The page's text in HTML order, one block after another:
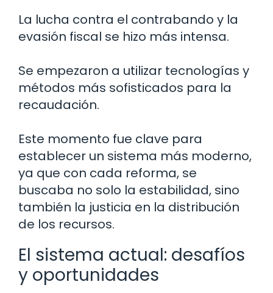
La lucha contra el contrabando y la
evasión fiscal se hizo más intensa.
Se empezaron a utilizar tecnologías y
métodos más sofisticados para la
recaudación.
Este momento fue clave para
establecer un sistema más moderno,
ya que con cada reforma, se
buscaba no solo la estabilidad, sino
también la justicia en la distribución
de los recursos.
El sistema actual: desafíos
y oportunidades